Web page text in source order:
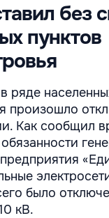
без
пунктов
ряде
произошло
Как сообщил
было
кВ.